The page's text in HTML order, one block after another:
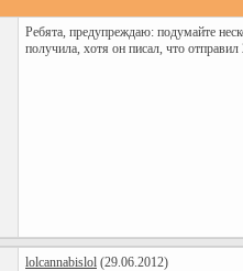
Ребята, предупреждаю: подумайте
получила, хотя он писал, что
lolcannabislol (29.06.2012)